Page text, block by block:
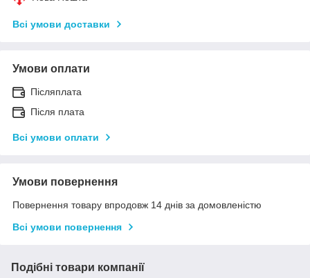
Всі умови доставки
Умови оплати
Післяплата
Після плата
Всі умови оплати
Умови повернення
Повернення товару впродовж 14 днів за домовленістю
Всі умови повернення
Подібні товари компанії